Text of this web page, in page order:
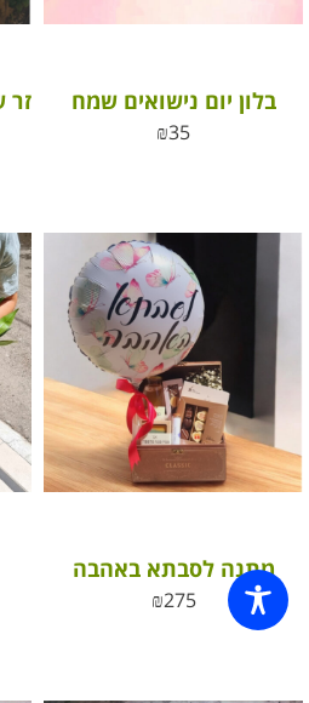
בלון יום נישואים שמח
₪35
מתנה לסבתא באהבה
₪275